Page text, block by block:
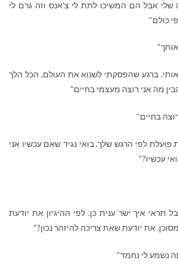
אבל הם המשיכו לתת לי צ'אנס וזה גרם לי
כולם"
אותי. ברגע שהפסקתי לשנוא את העולם, הכל הלך
מה אני רוצה מעצמי בחיים"
בחיים"
לפי הרגש שלך. בואי נגיד שאם עכשיו אני
עכשיו?"
תראי איך ישר ענית כן. לפי ההיגיון את יודעת
את יודעת שאת צריכה להיזהר נכון?"
נשמע לי נחמד"